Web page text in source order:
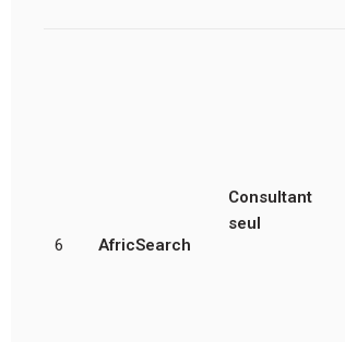
6 AfricSearch
Consultant
seul